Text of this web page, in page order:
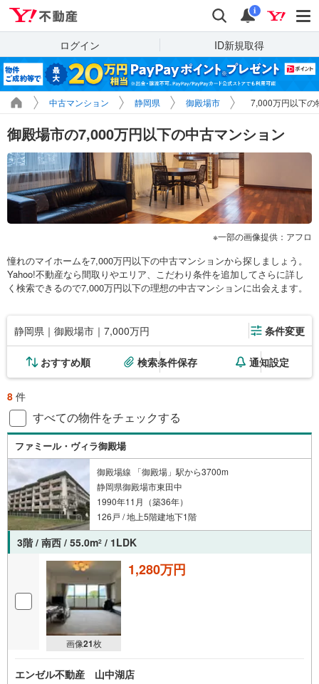
検索 通知
i
ログイン ID新規取得
中古マンション 静岡県 御殿場市 7,000万円以下の
御殿場市の7,000万円以下の中古マンション
一部の画像提供：アフロ
憧れのマイホームを7,000万円以下の中古マンションから探しましょう。
Yahoo!不動産なら間取りやエリア、こだわり条件を追加してさらに詳し
く検索できるので7,000万円以下の理想の中古マンションに出会えます。
静岡県｜御殿場市｜7,000万円 条件変更
おすすめ順 検索条件保存 通知設定
8 件
すべての物件をチェックする
ファミール・ヴィラ御殿場
御殿場線 「御殿場」駅から3700m
静岡県御殿場市東田中
1990年11月（築36年）
126戸 / 地上5階建地下1階
3階 / 南西 / 55.0m2 / 1LDK
画像21枚
1,280万円
エンゼル不動産 山中湖店